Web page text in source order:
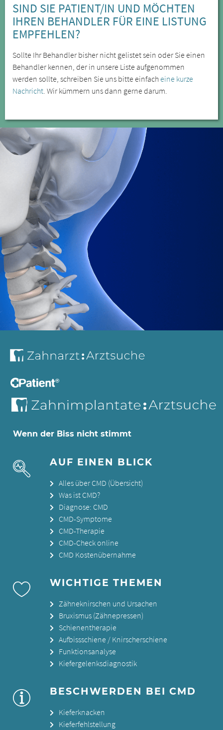
SIND SIE PATIENT/IN UND MÖCHTEN
IHREN BEHANDLER FÜR EINE LISTUNG
EMPFEHLEN?
Sollte Ihr Behandler bisher nicht gelistet sein oder Sie einen
Behandler kennen, der in unsere Liste aufgenommen
werden sollte, schreiben Sie uns bitte einfacheine kurze
Nachricht. Wir kümmern uns dann gerne darum.
Wenn der Biss nicht stimmt
AUF EINEN BLICK
Alles über CMD (Übersicht)
Was ist CMD?
Diagnose: CMD
CMD-Symptome
CMD-Therapie
CMD-Check online
CMD Kostenübernahme
WICHTIGE THEMEN
Zähneknirschen und Ursachen
Bruxismus (Zähnepressen)
Schienentherapie
Aufbissschiene / Knirscherschiene
Funktionsanalyse
Kiefergelenksdiagnostik
BESCHWERDEN BEI CMD
Kieferknacken
Kieferfehlstellung